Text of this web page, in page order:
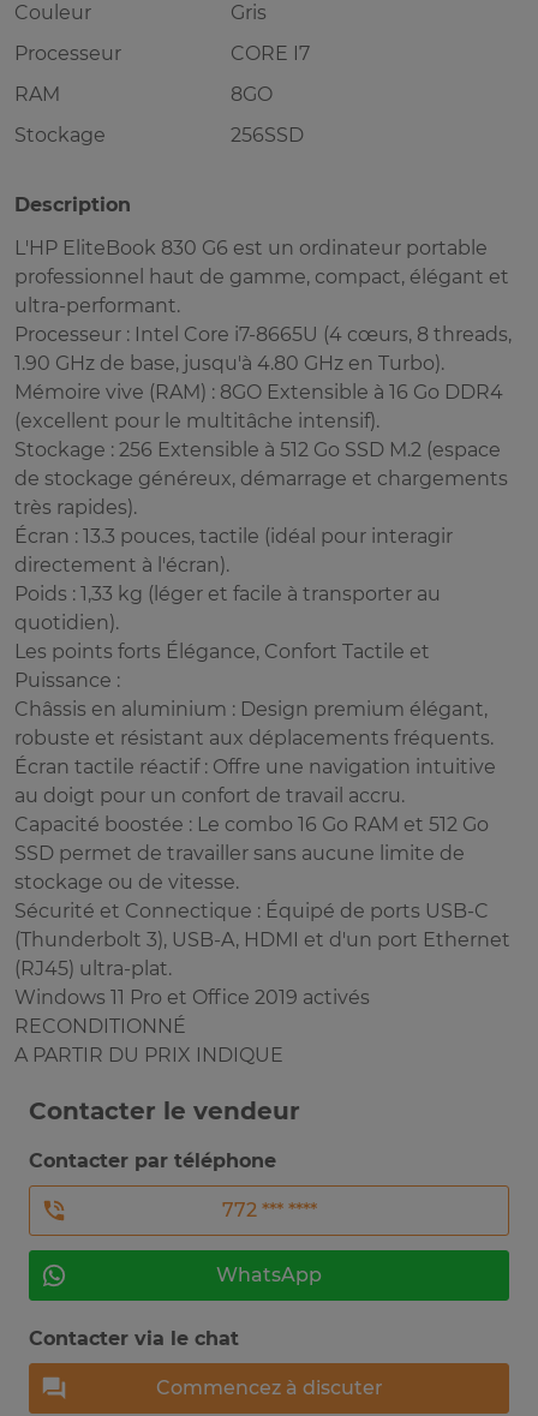
Couleur
Gris
Processeur
CORE I7
RAM
8GO
Stockage
256SSD
Description
L'HP EliteBook 830 G6 est un ordinateur portable
professionnel haut de gamme, compact, élégant et
ultra-performant.
Processeur : Intel Core i7-8665U (4 cœurs, 8 threads,
1.90 GHz de base, jusqu'à 4.80 GHz en Turbo).
Mémoire vive (RAM) : 8GO Extensible à 16 Go DDR4
(excellent pour le multitâche intensif).
Stockage : 256 Extensible à 512 Go SSD M.2 (espace
de stockage généreux, démarrage et chargements
très rapides).
Écran : 13.3 pouces, tactile (idéal pour interagir
directement à l'écran).
Poids : 1,33 kg (léger et facile à transporter au
quotidien).
Les points forts Élégance, Confort Tactile et
Puissance :
Châssis en aluminium : Design premium élégant,
robuste et résistant aux déplacements fréquents.
Écran tactile réactif : Offre une navigation intuitive
au doigt pour un confort de travail accru.
Capacité boostée : Le combo 16 Go RAM et 512 Go
SSD permet de travailler sans aucune limite de
stockage ou de vitesse.
Sécurité et Connectique : Équipé de ports USB-C
(Thunderbolt 3), USB-A, HDMI et d'un port Ethernet
(RJ45) ultra-plat.
Windows 11 Pro et Office 2019 activés
RECONDITIONNÉ
A PARTIR DU PRIX INDIQUE
Contacter le vendeur
Contacter par téléphone
772 *** ****
WhatsApp
Contacter via le chat
Commencez à discuter